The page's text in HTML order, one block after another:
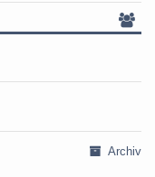
Archiv